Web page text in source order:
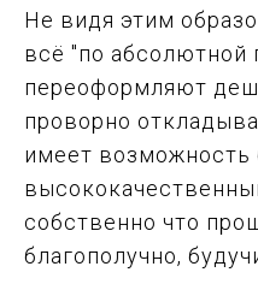
Не видя этим
всё "по абсолютной
переоформляют
проворно
имеет
собственно что
благополучно,